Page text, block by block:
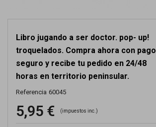
Libro jugando a ser doctor. pop- up!
troquelados. Compra ahora con pago
seguro y recibe tu pedido en 24/48
horas en territorio peninsular.
Referencia 60045
5,95 € (impuestos inc.)